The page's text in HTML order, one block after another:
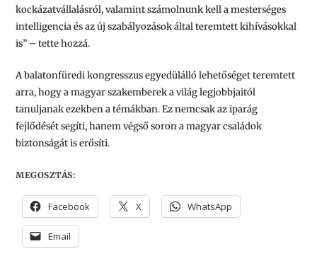
kockázatvállalásról, valamint számolnunk kell a mesterséges
intelligencia és az új szabályozások által teremtett kihívásokkal
is” – tette hozzá.
A balatonfüredi kongresszus egyedülálló lehetőséget teremtett
arra, hogy a magyar szakemberek a világ legjobbjaitól
tanuljanak ezekben a témákban. Ez nemcsak az iparág
fejlődését segíti, hanem végső soron a magyar családok
biztonságát is erősíti.
MEGOSZTÁS:
Facebook X WhatsApp
Email